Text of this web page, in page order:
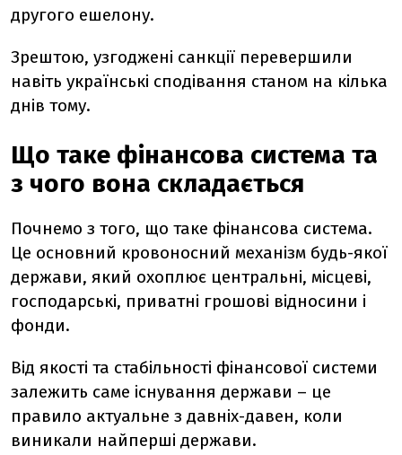
другого ешелону.
Зрештою, узгоджені санкції перевершили
навіть українські сподівання станом на кілька
днів тому.
Що таке фінансова система та
з чого вона складається
Почнемо з того, що таке фінансова система.
Це основний кровоносний механізм будь-якої
держави, який охоплює центральні, місцеві,
господарські, приватні грошові відносини і
фонди.
Від якості та стабільності фінансової системи
залежить саме існування держави – це
правило актуальне з давніх-давен, коли
виникали найперші держави.